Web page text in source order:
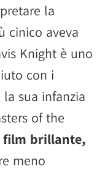
la
cinico aveva
Knight è uno
con i
sua infanzia
of the
film brillante,
meno